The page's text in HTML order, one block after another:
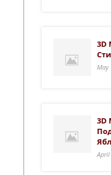
3D
May
3D